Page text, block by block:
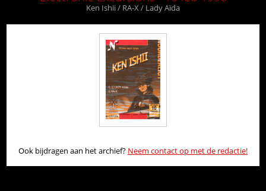
Ken Ishii / RA-X / Lady Aïda
Ook bijdragen aan het archief? Neem contact op met de redactie!